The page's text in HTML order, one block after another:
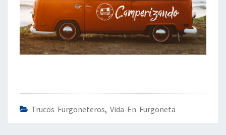
Trucos Furgoneteros, Vida En Furgoneta